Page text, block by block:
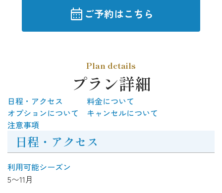
calendar_month ご予約はこちら
Plan details
プラン詳細
日程・アクセス
料金について
オプションについて
キャンセルについて
注意事項
日程・アクセス
利用可能シーズン
5〜11月